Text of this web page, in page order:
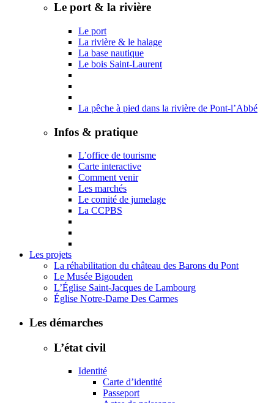
Le port & la rivière
Le port
La rivière & le halage
La base nautique
Le bois Saint-Laurent
La pêche à pied dans la rivière de Pont-l’Abbé
Infos & pratique
L’office de tourisme
Carte interactive
Comment venir
Les marchés
Le comité de jumelage
La CCPBS
Les projets
La réhabilitation du château des Barons du Pont
Le Musée Bigouden
L’Église Saint-Jacques de Lambourg
Église Notre-Dame Des Carmes
Les démarches
L’état civil
Identité
Carte d’identité
Passeport